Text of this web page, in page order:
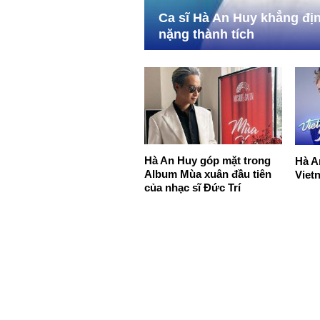
Ca sĩ Hà An Huy khẳng
nặng thành tích
Hà An Huy góp mặt trong
Album Mùa xuân đầu tiên
của nhạc sĩ Đức Trí
Hà